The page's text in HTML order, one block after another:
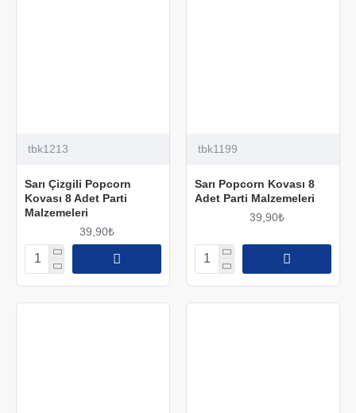
tbk1213
Sarı Çizgili Popcorn
Kovası 8 Adet Parti
Malzemeleri
39,90₺
tbk1199
Sarı Popcorn Kovası 8
Adet Parti Malzemeleri
39,90₺